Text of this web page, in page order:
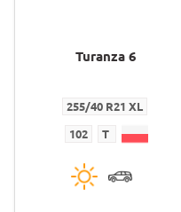
Turanza 6
255/40 R21 XL
102 T